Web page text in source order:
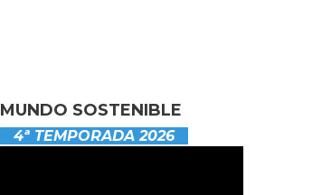
MUNDO SOSTENIBLE
4ª TEMPORADA 2026